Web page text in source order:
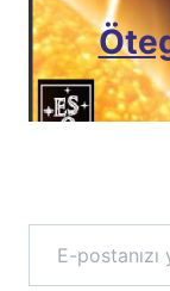
E-postanızı yazın…